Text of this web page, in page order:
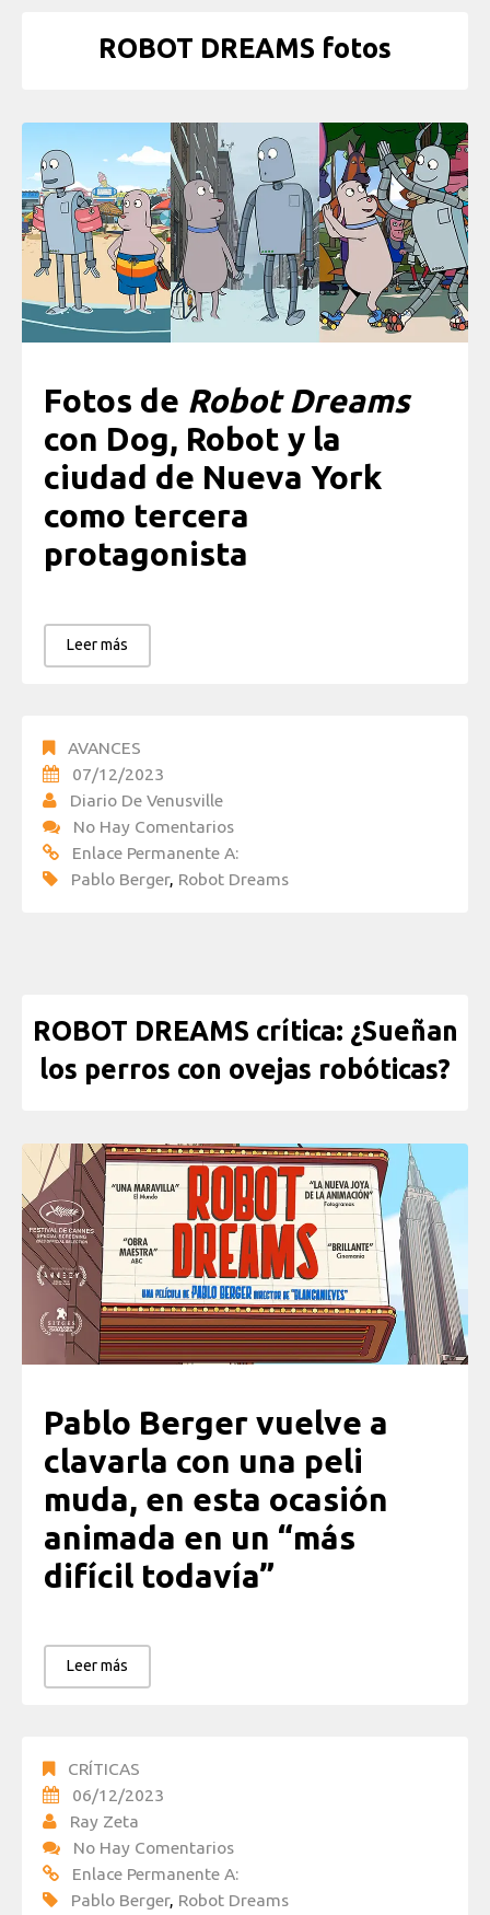
ROBOT DREAMS fotos
Fotos de Robot Dreams
con Dog, Robot y la
ciudad de Nueva York
como tercera
protagonista
Leer más
AVANCES
07/12/2023
Diario De Venusville
No Hay Comentarios
Enlace Permanente A:
Pablo Berger, Robot Dreams
ROBOT DREAMS crítica: ¿Sueñan
los perros con ovejas robóticas?
Pablo Berger vuelve a
clavarla con una peli
muda, en esta ocasión
animada en un “más
difícil todavía”
Leer más
CRÍTICAS
06/12/2023
Ray Zeta
No Hay Comentarios
Enlace Permanente A:
Pablo Berger, Robot Dreams